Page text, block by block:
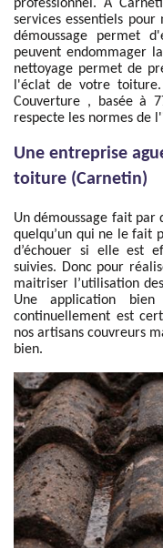
professionnel. À
services essentiels
démoussage permet
peuvent endommager
nettoyage permet de
l'éclat de votre toiture.
Couverture , basée à
respecte les normes de
Une entreprise
toiture (Carnetin)
Un démoussage fait par
quelqu’un qui ne le fait
d’échouer si elle est
suivies. Donc pour
maitriser l’utilisation
Une application
continuellement est
nos artisans couvreurs
bien.